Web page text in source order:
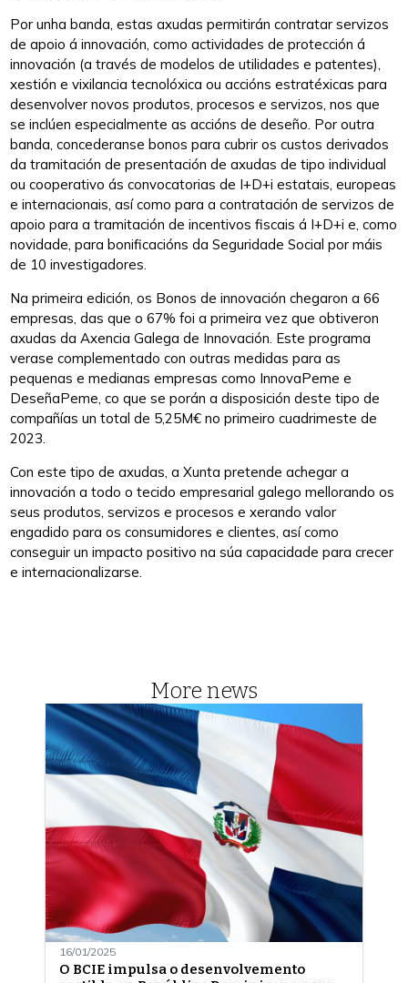
Por unha banda, estas axudas permitirán contratar servizos
de apoio á innovación, como actividades de protección á
innovación (a través de modelos de utilidades e patentes),
xestión e vixilancia tecnolóxica ou accións estratéxicas para
desenvolver novos produtos, procesos e servizos, nos que
se inclúen especialmente as accións de deseño. Por outra
banda, concederanse bonos para cubrir os custos derivados
da tramitación de presentación de axudas de tipo individual
ou cooperativo ás convocatorias de I+D+i estatais, europeas
e internacionais, así como para a contratación de servizos de
apoio para a tramitación de incentivos fiscais á I+D+i e, como
novidade, para bonificacións da Seguridade Social por máis
de 10 investigadores.
Na primeira edición, os Bonos de innovación chegaron a 66
empresas, das que o 67% foi a primeira vez que obtiveron
axudas da Axencia Galega de Innovación. Este programa
verase complementado con outras medidas para as
pequenas e medianas empresas como InnovaPeme e
DeseñaPeme, co que se porán a disposición deste tipo de
compañías un total de 5,25M€ no primeiro cuadrimeste de
2023.
Con este tipo de axudas, a Xunta pretende achegar a
innovación a todo o tecido empresarial galego mellorando os
seus produtos, servizos e procesos e xerando valor
engadido para os consumidores e clientes, así como
conseguir un impacto positivo na súa capacidade para crecer
e internacionalizarse.
More news
16/01/2025
O BCIE impulsa o desenvolvemento